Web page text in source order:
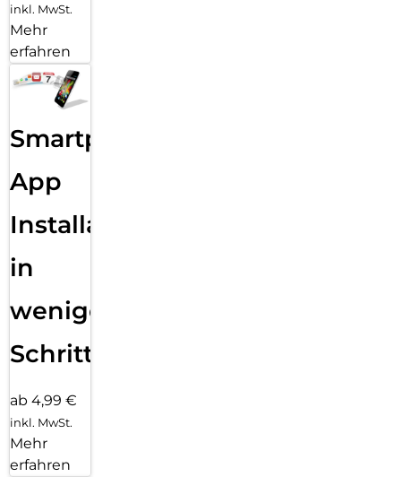
inkl. MwSt.
Mehr
erfahren
Smartphone
App
Installation
in
wenigen
Schritten
ab 4,99 €
inkl. MwSt.
Mehr
erfahren